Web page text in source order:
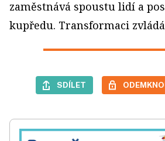
zaměstnává spoustu lidí a
kupředu. Transformaci
SDÍLET